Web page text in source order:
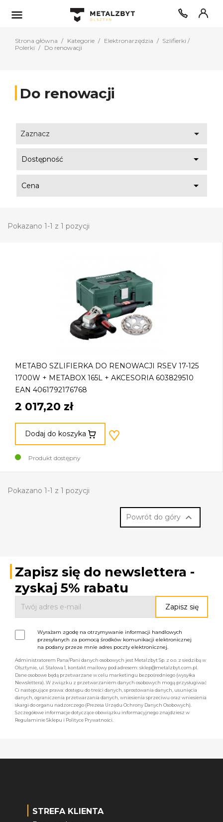

Strona główna Kategorie Elektronarzędzia
Szlifierki /
Polerki
Do renowacji
Do renowacji
Zaznacz 
Dostępność 
Cena 
Pokazano 1-1 z 1 pozycji
METABO SZLIFIERKA DO RENOWACJI RSEV 17-125
1700W + METABOX 165L + AKCESORIA 603829510
EAN 4061792176768
2 017,20 zł
Dodaj do koszyka
Produkt dostępny
Pokazano 1-1 z 1 pozycji
Powrót do góry 
Zapisz się do newslettera -
zyskaj 5% rabatu
Wyrażam zgodę na otrzymywanie informacji handlowych
przesyłanych za pomocą środków komunikacji elektronicznej
na podany przeze mnie adres poczty elektronicznej.
Administratorem Pana/Pani danych osobowych jest Metalzbyt Sp. z o.o. z siedzibą w
Olsztynie, ul. Stalowa 1, kontakt mailowy pod adresem: sklep@metalzbyt.com.pl.
Dane osobowe będą przetwarzane w celu marketingu bezpośredniego (wysyłka
Newslettera). W związku z przetwarzaniem danych osobowych mogą przysługiwać
Ci następujące prawa: dostępu do treści danych, sprostowania danych, usunięcia
danych, ograniczenia przetwarzania danych, wniesienia sprzeciwu oraz wniesienia
skargi do organu nadzorczego (Prezesa Urzędu Ochrony Danych Osobowych).
Szczegółowe informacje dotyczące obowiązku informacyjnego znajdziesz w
Regulaminie Sklepu i Polityce Prywatności.
STREFA KLIENTA